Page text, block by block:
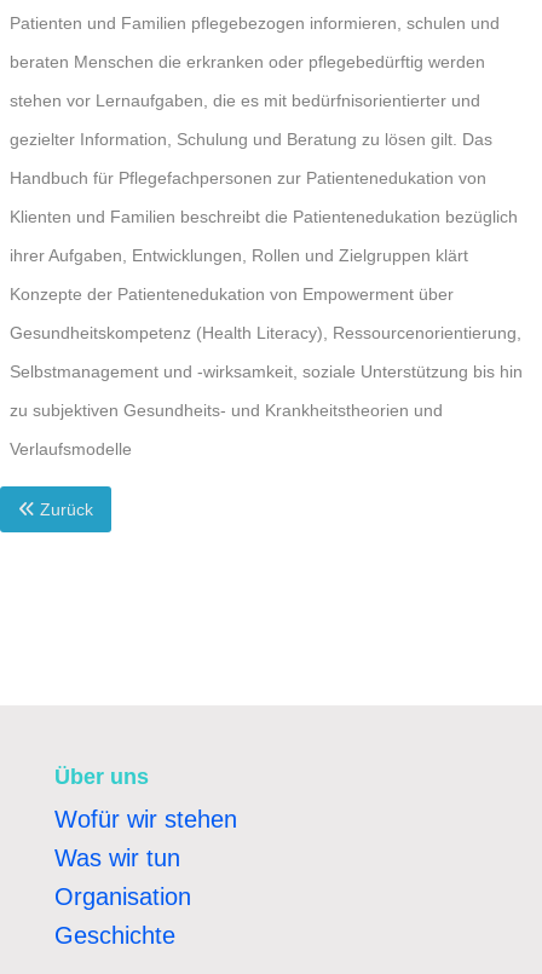
Patienten und Familien pflegebezogen informieren, schulen und
beraten Menschen die erkranken oder pflegebedürftig werden
stehen vor Lernaufgaben, die es mit bedürfnisorientierter und
gezielter Information, Schulung und Beratung zu lösen gilt. Das
Handbuch für Pflegefachpersonen zur Patientenedukation von
Klienten und Familien beschreibt die Patientenedukation bezüglich
ihrer Aufgaben, Entwicklungen, Rollen und Zielgruppen klärt
Konzepte der Patientenedukation von Empowerment über
Gesundheitskompetenz (Health Literacy), Ressourcenorientierung,
Selbstmanagement und -wirksamkeit, soziale Unterstützung bis hin
zu subjektiven Gesundheits- und Krankheitstheorien und
Verlaufsmodelle
Zurück
Über uns
Wofür wir stehen
Was wir tun
Organisation
Geschichte